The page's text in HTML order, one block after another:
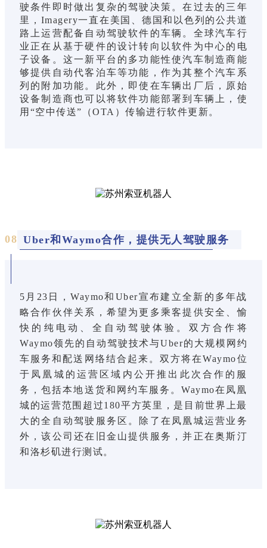
驶条件即时做出复杂的驾驶决策。在过去的三年
里，Imagery一直在美国、德国和以色列的公共道
路上运营配备自动驾驶软件的车辆。全球汽车行
业正在从基于硬件的设计转向以软件为中心的电
子设备。这一新平台的多功能性使汽车制造商能
够提供自动代客泊车等功能，作为其整个汽车系
列的附加功能。此外，即使在车辆出厂后，原始
设备制造商也可以将软件功能部署到车辆上，使
用“空中传送”（OTA）传输进行软件更新。
08 Uber和Waymo合作，提供无人驾驶服务
5月23日，Waymo和Uber宣布建立全新的多年战
略合作伙伴关系，希望为更多乘客提供安全、愉
快的纯电动、全自动驾驶体验。双方合作将
Waymo领先的自动驾驶技术与Uber的大规模网约
车服务和配送网络结合起来。双方将在Waymo位
于凤凰城的运营区域内公开推出此次合作的服
务，包括本地送货和网约车服务。Waymo在凤凰
城的运营范围超过180平方英里，是目前世界上最
大的全自动驾驶服务区。除了在凤凰城运营业务
外，该公司还在旧金山提供服务，并正在奥斯汀
和洛杉矶进行测试。